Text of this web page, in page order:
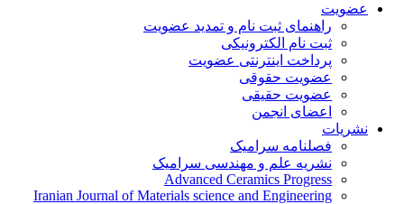
عضویت
راهنمای ثبت نام و تمدید عضویت
ثبت نام الکترونیکی
پرداخت اینترنتی عضویت
عضویت حقوقی
عضویت حقیقی
اعضای انجمن
نشریات
فصلنامه سرامیک
نشریه علم و مهندسی سرامیک
Advanced Ceramics Progress
Iranian Journal of Materials science and Engineering